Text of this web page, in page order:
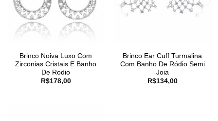
Brinco Noiva Luxo Com
Zirconias Cristais E Banho
De Rodio
R$178,00
Brinco Ear Cuff Turmalina
Com Banho De Ródio Semi
Joia
R$134,00